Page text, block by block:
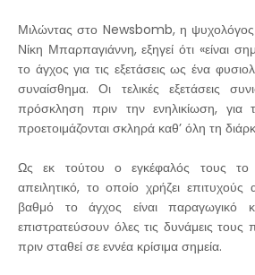
Μιλώντας στο Newsbomb, η ψυχολόγος
Νίκη Μπαρπαγιάννη, εξηγεί ότι «είναι
το άγχος για τις εξετάσεις ως ένα
συναίσθημα. Οι τελικές εξετάσεις
πρόσκληση πριν την ενηλικίωση, για
προετοιμάζονται σκληρά καθ’ όλη τη
Ως εκ τούτου ο εγκέφαλός τους το
απειλητικό, το οποίο χρήζει
βαθμό το άγχος είναι παραγωγικό
επιστρατεύσουν όλες τις δυνάμεις τους
πριν σταθεί σε εννέα κρίσιμα σημεία.